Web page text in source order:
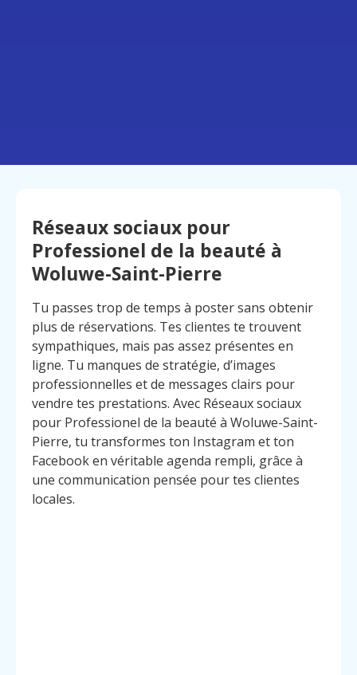
Réseaux sociaux pour
Professionel de la beauté à
Woluwe-Saint-Pierre
Tu passes trop de temps à poster sans obtenir
plus de réservations. Tes clientes te trouvent
sympathiques, mais pas assez présentes en
ligne. Tu manques de stratégie, d’images
professionnelles et de messages clairs pour
vendre tes prestations. Avec Réseaux sociaux
pour Professionel de la beauté à Woluwe-Saint-
Pierre, tu transformes ton Instagram et ton
Facebook en véritable agenda rempli, grâce à
une communication pensée pour tes clientes
locales.